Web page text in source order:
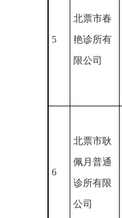
5
北票市春
艳诊所有
限公司
6
北票市耿
佩月普通
诊所有限
公司